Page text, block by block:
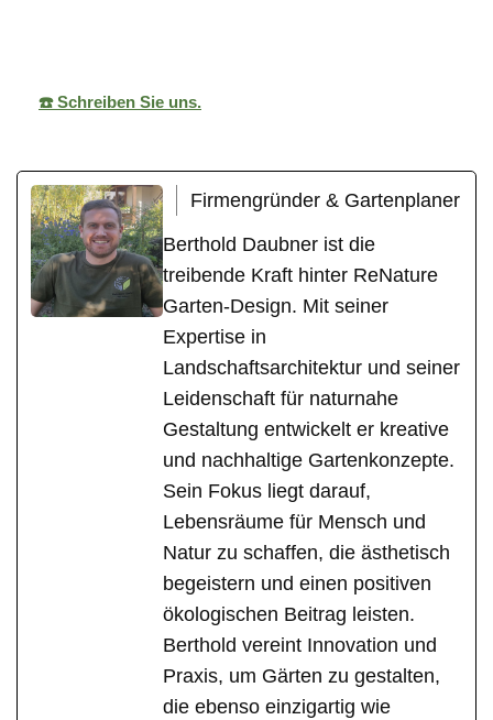
☎️ Schreiben Sie uns.
Firmengründer & Gartenplaner
Berthold Daubner ist die
treibende Kraft hinter ReNature
Garten-Design. Mit seiner
Expertise in
Landschaftsarchitektur und seiner
Leidenschaft für naturnahe
Gestaltung entwickelt er kreative
und nachhaltige Gartenkonzepte.
Sein Fokus liegt darauf,
Lebensräume für Mensch und
Natur zu schaffen, die ästhetisch
begeistern und einen positiven
ökologischen Beitrag leisten.
Berthold vereint Innovation und
Praxis, um Gärten zu gestalten,
die ebenso einzigartig wie